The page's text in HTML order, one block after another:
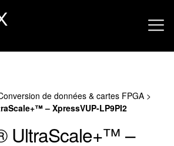
de données & cartes FPGA>
– XpressVUP-LP9PI2
UltraScale+™ –